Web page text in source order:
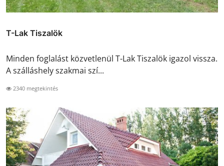
T-Lak Tiszalök
Minden foglalást közvetlenül T-Lak Tiszalök igazol vissza.
A szálláshely szakmai szí...
2340 megtekintés